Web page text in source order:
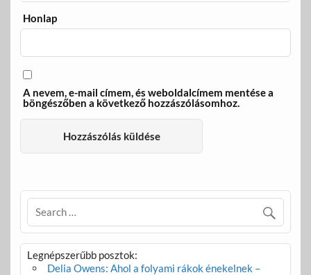
Honlap
A nevem, e-mail címem, és weboldalcímem mentése a
böngészőben a következő hozzászólásomhoz.
Legnépszerűbb posztok:
Delia Owens: Ahol a folyami rákok énekelnek –